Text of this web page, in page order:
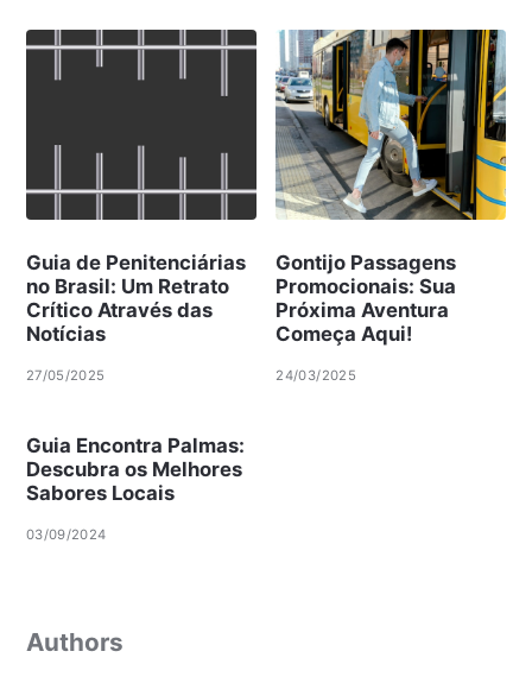
Guia de Penitenciárias
no Brasil: Um Retrato
Crítico Através das
Notícias
27/05/2025
Gontijo Passagens
Promocionais: Sua
Próxima Aventura
Começa Aqui!
24/03/2025
Guia Encontra Palmas:
Descubra os Melhores
Sabores Locais
03/09/2024
Authors